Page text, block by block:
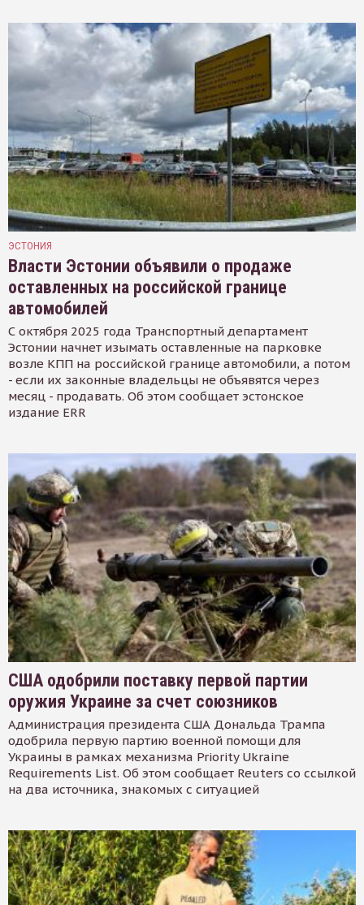
ЭСТОНИЯ
Власти Эстонии объявили о продаже
оставленных на российской границе
автомобилей
С октября 2025 года Транспортный департамент
Эстонии начнет изымать оставленные на парковке
возле КПП на российской границе автомобили, а потом
- если их законные владельцы не объявятся через
месяц - продавать. Об этом сообщает эстонское
издание ERR
США одобрили поставку первой партии
оружия Украине за счет союзников
Администрация президента США Дональда Трампа
одобрила первую партию военной помощи для
Украины в рамках механизма Priority Ukraine
Requirements List. Об этом сообщает Reuters со ссылкой
на два источника, знакомых с ситуацией